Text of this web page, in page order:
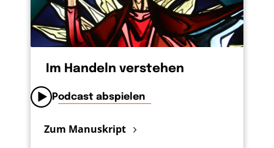
Im Handeln verstehen
Podcast abspielen
Zum Manuskript